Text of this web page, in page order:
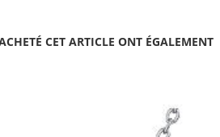
CET ARTICLE ONT ÉGALEMENT